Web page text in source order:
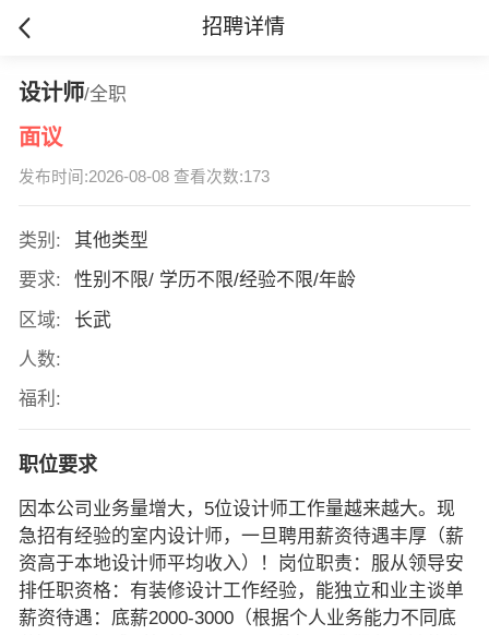
招聘详情
设计师/全职
面议
发布时间:2026-08-08 查看次数:173
类别:
其他类型
要求:
性别不限/ 学历不限/经验不限/年龄
区域:
长武
人数:
福利:
职位要求
因本公司业务量增大，5位设计师工作量越来越大。现
急招有经验的室内设计师，一旦聘用薪资待遇丰厚（薪
资高于本地设计师平均收入）！岗位职责：服从领导安
排任职资格：有装修设计工作经验，能独立和业主谈单
薪资待遇：底薪2000-3000（根据个人业务能力不同底